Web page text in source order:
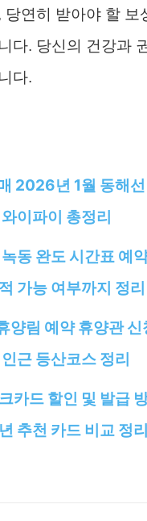
당연히 받아야 할 보
다. 당신의 건강과
다.
2026년 1월 동해
이파이 총정리
동 완도 시간표 예
가능 여부까지 정리
양림 예약 휴양관 신
근 등산코스 정리
카드 할인 및 발급
추천 카드 비교 정리